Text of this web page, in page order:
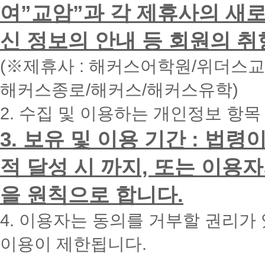
시
면
빠
른
간
내
에
화
드
리
겠
습
니
다.
여”교암”과 각 제휴사의 새
신 정보의 안내 등 회원의
(※제휴사 : 해커스어학원/위더스
해커스종로/해커스/해커스유학)
2. 수집 및 이용하는 개인정보 항
3. 보유 및 이용 기간 : 법령
적 달성 시 까지, 또는 이용
을 원칙으로 합니다.
4. 이용자는 동의를 거부할 권리
이용이 제한됩니다.